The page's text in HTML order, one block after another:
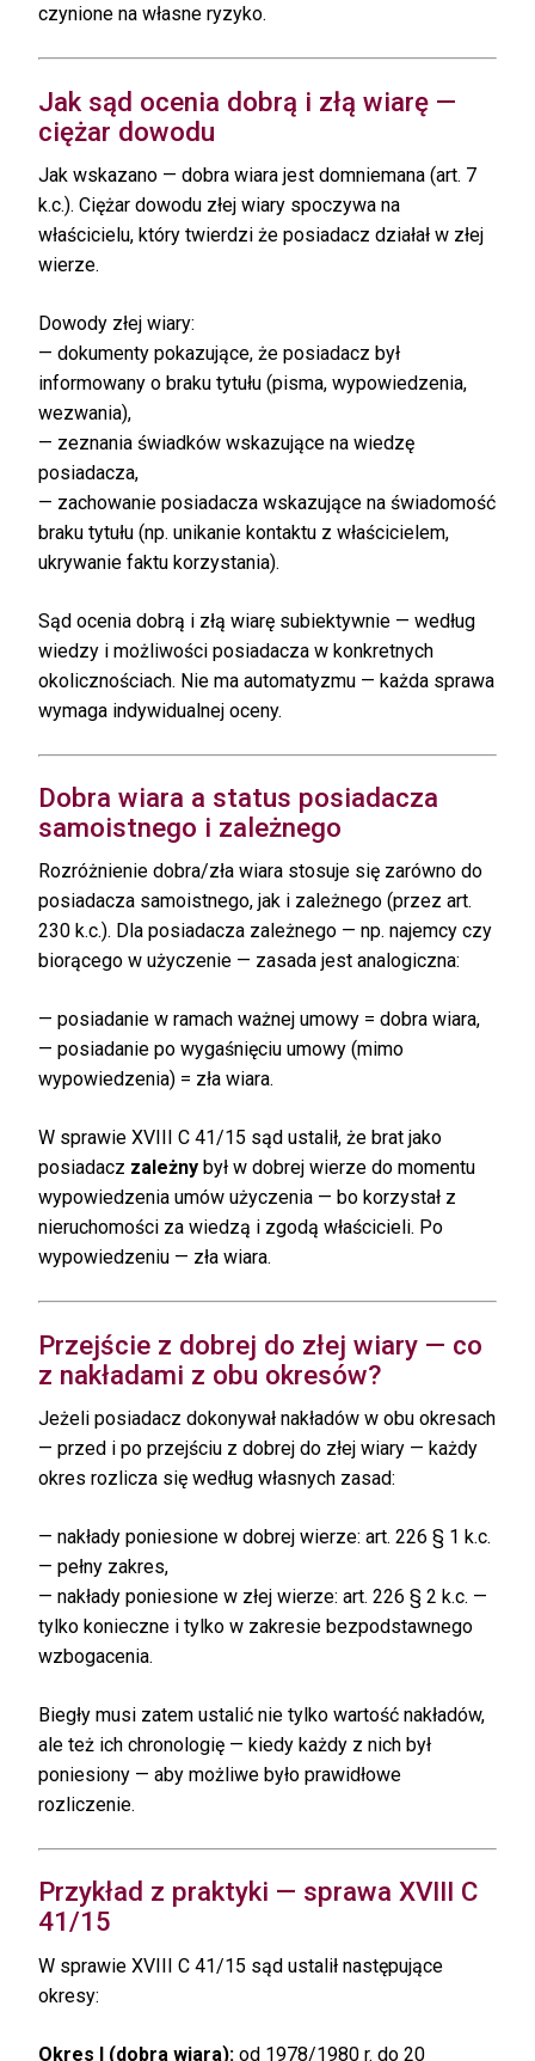
czynione na własne ryzyko.
Jak sąd ocenia dobrą i złą wiarę —
ciężar dowodu
Jak wskazano — dobra wiara jest domniemana (art. 7
k.c.). Ciężar dowodu złej wiary spoczywa na
właścicielu, który twierdzi że posiadacz działał w złej
wierze.
Dowody złej wiary:
— dokumenty pokazujące, że posiadacz był
informowany o braku tytułu (pisma, wypowiedzenia,
wezwania),
— zeznania świadków wskazujące na wiedzę
posiadacza,
— zachowanie posiadacza wskazujące na świadomość
braku tytułu (np. unikanie kontaktu z właścicielem,
ukrywanie faktu korzystania).
Sąd ocenia dobrą i złą wiarę subiektywnie — według
wiedzy i możliwości posiadacza w konkretnych
okolicznościach. Nie ma automatyzmu — każda sprawa
wymaga indywidualnej oceny.
Dobra wiara a status posiadacza
samoistnego i zależnego
Rozróżnienie dobra/zła wiara stosuje się zarówno do
posiadacza samoistnego, jak i zależnego (przez art.
230 k.c.). Dla posiadacza zależnego — np. najemcy czy
biorącego w użyczenie — zasada jest analogiczna:
— posiadanie w ramach ważnej umowy = dobra wiara,
— posiadanie po wygaśnięciu umowy (mimo
wypowiedzenia) = zła wiara.
W sprawie XVIII C 41/15 sąd ustalił, że brat jako
posiadacz zależny był w dobrej wierze do momentu
wypowiedzenia umów użyczenia — bo korzystał z
nieruchomości za wiedzą i zgodą właścicieli. Po
wypowiedzeniu — zła wiara.
Przejście z dobrej do złej wiary — co
z nakładami z obu okresów?
Jeżeli posiadacz dokonywał nakładów w obu okresach
— przed i po przejściu z dobrej do złej wiary — każdy
okres rozlicza się według własnych zasad:
— nakłady poniesione w dobrej wierze: art. 226 § 1 k.c.
— pełny zakres,
— nakłady poniesione w złej wierze: art. 226 § 2 k.c. —
tylko konieczne i tylko w zakresie bezpodstawnego
wzbogacenia.
Biegły musi zatem ustalić nie tylko wartość nakładów,
ale też ich chronologię — kiedy każdy z nich był
poniesiony — aby możliwe było prawidłowe
rozliczenie.
Przykład z praktyki — sprawa XVIII C
41/15
W sprawie XVIII C 41/15 sąd ustalił następujące
okresy:
Okres I (dobra wiara): od 1978/1980 r. do 20